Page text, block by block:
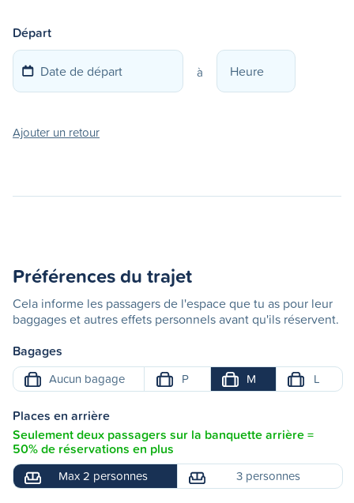
Départ
à
Ajouter un retour
Préférences du trajet
Cela informe les passagers de l'espace que tu as pour leur
baggages et autres effets personnels avant qu'ils réservent.
Bagages
Aucun bagage P M L
Places en arrière
Seulement deux passagers sur la banquette arrière =
50% de réservations en plus
Max 2 personnes 3 personnes